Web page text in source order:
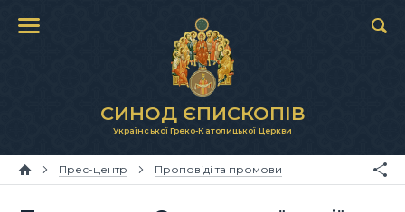
СИНОД ЄПИСКОПІВ
Української Греко-Католицької Церкви
Прес-центр Проповіді та промови